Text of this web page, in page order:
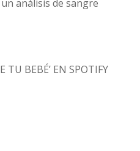
análisis de sangre
TU BEBÉ’ EN SPOTIFY